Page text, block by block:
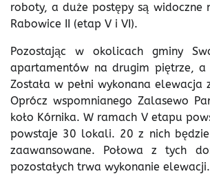
roboty, a duże postępy są widoczne
Rabowice II (etap V i VI).
Pozostając w okolicach gminy
apartamentów na drugim piętrze, a
Została w pełni wykonana
Oprócz wspomnianego Zalasewo
koło Kórnika. W ramach V etapu
powstaje 30 lokali. 20 z nich
zaawansowane. Połowa z tych
pozostałych trwa wykonanie